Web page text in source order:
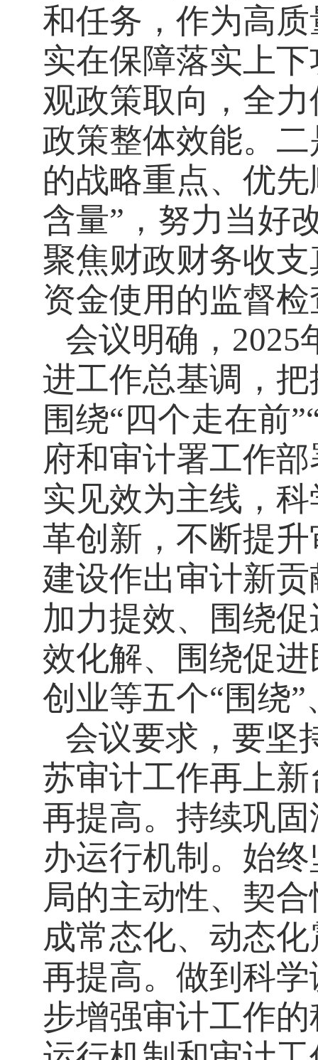
和任务，作为高
实在保障落实上
观政策取向，全
政策整体效能。
的战略重点、优
含量”，努力当好
聚焦财政财务收
资金使用的监督
会议明确， 2025
进工作总基调，
围绕“四个走在前
府和审计署工作
实见效为主线，
革创新，不断提
建设作出审计新
加力提效、围绕
效化解、围绕促
创业等五个“围绕
会议要求，要坚
苏审计工作再上
再提高。持续巩
办运行机制。始
局的主动性、契
成常态化、动态
再提高。做到科
步增强审计工作